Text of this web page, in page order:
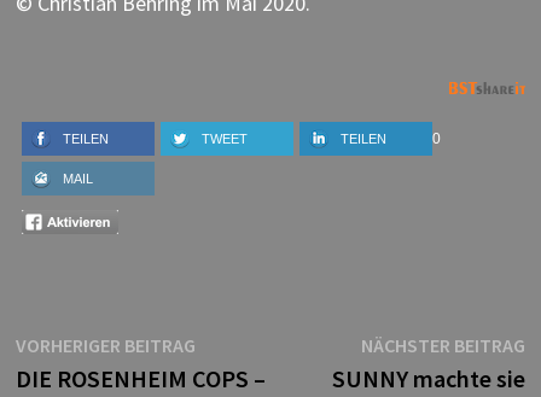
TEILEN TWEET 0
TEILEN
MAIL
Beitragsnavigation
VORHERIGER BEITRAGVorheriger
Beitrag:
DIE ROSENHEIM COPS –
NÄCHSTER BEITRAG
SUNNY machte sie